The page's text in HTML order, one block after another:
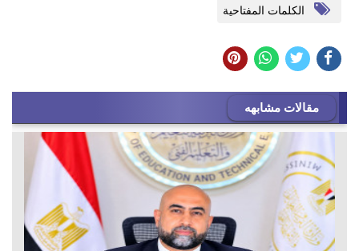
الكلمات المفتاحية
مقالات مشابهه